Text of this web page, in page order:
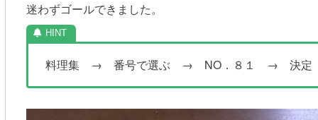
迷わずゴールできました。
料理集 → 番号で選ぶ → NO．８１ → 決